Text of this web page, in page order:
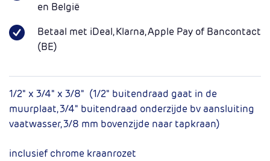
en België
Betaal met iDeal, Klarna, Apple Pay of Bancontact
(BE)
1/2" x 3/4" x 3/8" (1/2" buitendraad gaat in de
muurplaat, 3/4" buitendraad onderzijde bv aansluiting
vaatwasser, 3/8 mm bovenzijde naar tapkraan)
inclusief chrome kraanrozet